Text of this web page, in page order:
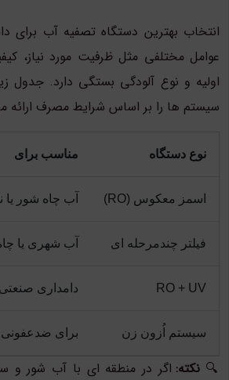
انتخاب بهترین دستگاه تصفیه آب برای
عوامل مختلفی مثل ظرفیت مورد نیاز،
اولیه و نوع آلودگی بستگی دارد. جدول
سیستم ها را بر اساس شرایط مصرف ارائه
نوع دستگاه مناسب برای
اسمز معکوس (RO) آب چاه شور یا
فیلتر چندمرحله ای آب شهری یا
RO + UV دامداری
سیستم اُزون زن برای ضدعفونی
🔍نکته: اگر در منطقه ای با آب شور و